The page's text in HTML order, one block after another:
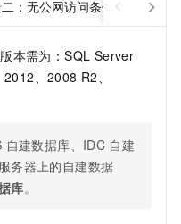
：无公网访问条件
本需为：SQL Server
、2008 R2、
自建数据库、IDC 自建
务器上的自建数据
库。